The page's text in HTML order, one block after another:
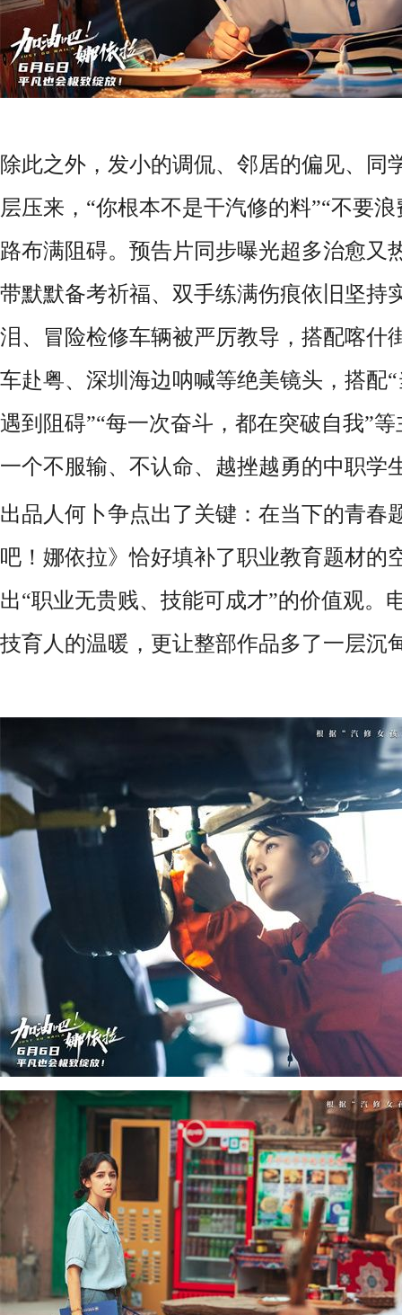
除此之外，发小的调侃、邻居的偏见、同
层压来， “你根本不是干汽修的料”“不要
路布满阻碍。预告片同步曝光超多治愈又
带默默备考祈福、双手练满伤痕依旧坚持
泪、冒险检修车辆被严厉教导，搭配喀什
车赴粤、深圳海边呐喊等绝美镜头，搭配
遇到阻碍”“每一次奋斗，都在突破自我”
一个不服输、不认命、越挫越勇的中职学
出品人何卜争点出了关键：在当下的青春
吧！娜依拉》恰好填补了职业教育题材的
出“职业无贵贱、技能可成才”的价值观。
技育人的温暖，更让整部作品多了一层沉